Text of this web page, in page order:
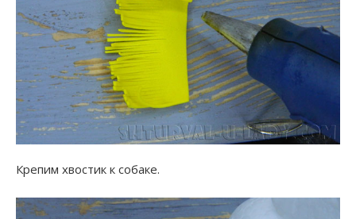
Крепим хвостик к собаке.